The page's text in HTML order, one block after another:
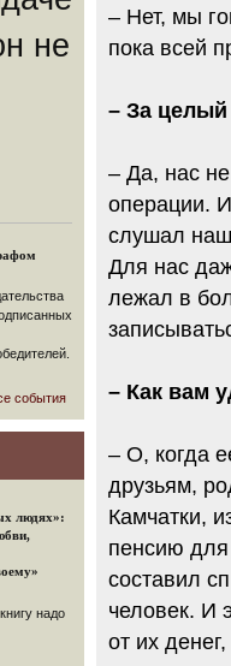
не
события
людях»:
надо
– Нет, мы
пока всей
– За
– Да, нас
операции.
слушал наш
Для нас
лежал в
– Как вам
– О, когда
друзьям,
Камчатки,
пенсию
составил
человек. И
от их